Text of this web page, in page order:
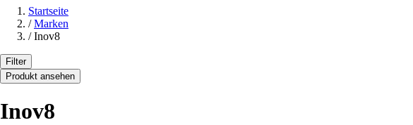
Startseite
/ Marken
/ Inov8
Filter
Produkt ansehen
Inov8